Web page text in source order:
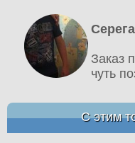
Заказ
чуть
С этим